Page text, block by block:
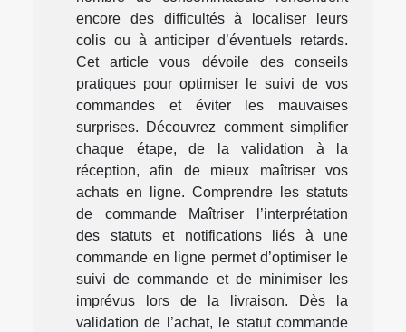
encore des difficultés à localiser leurs
colis ou à anticiper d’éventuels retards.
Cet article vous dévoile des conseils
pratiques pour optimiser le suivi de vos
commandes et éviter les mauvaises
surprises. Découvrez comment simplifier
chaque étape, de la validation à la
réception, afin de mieux maîtriser vos
achats en ligne. Comprendre les statuts
de commande Maîtriser l’interprétation
des statuts et notifications liés à une
commande en ligne permet d’optimiser le
suivi de commande et de minimiser les
imprévus lors de la livraison. Dès la
validation de l’achat, le statut commande